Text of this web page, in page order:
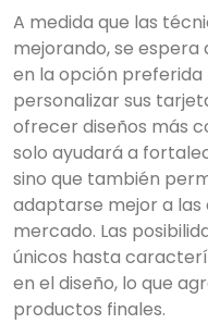
A medida que las
mejorando, se espera
en la opción
personalizar sus
ofrecer diseños más
solo ayudará a
sino que también
adaptarse mejor a
mercado. Las
únicos hasta
en el diseño, lo que
productos finales.